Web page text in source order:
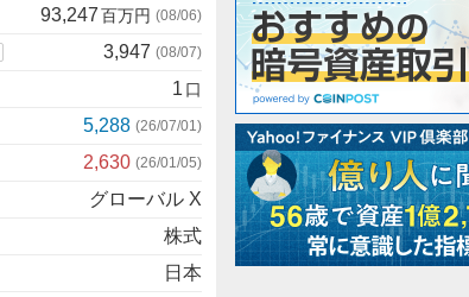
93,247百万円 (08/06)
3,947 (08/07)
1 口
5,288 (26/07/01 )
2,630 (26/01/05)
グローバル X
株式
日本